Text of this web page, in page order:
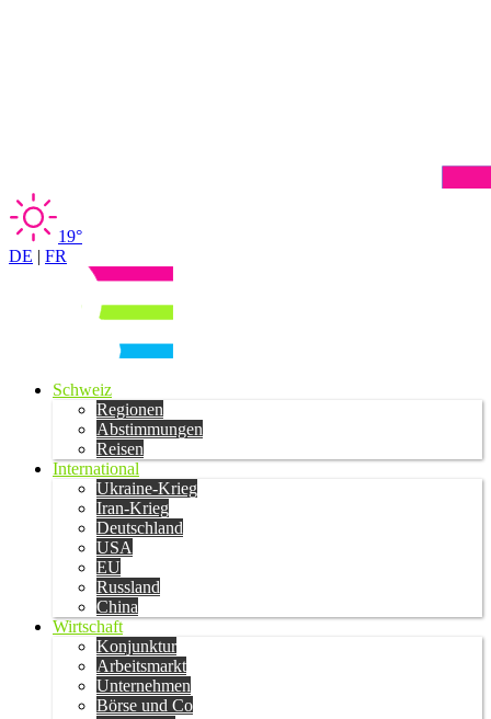
19°
DE | FR
Schweiz
Regionen
Abstimmungen
Reisen
International
Ukraine-Krieg
Iran-Krieg
Deutschland
USA
EU
Russland
China
Wirtschaft
Konjunktur
Arbeitsmarkt
Unternehmen
Börse und Co